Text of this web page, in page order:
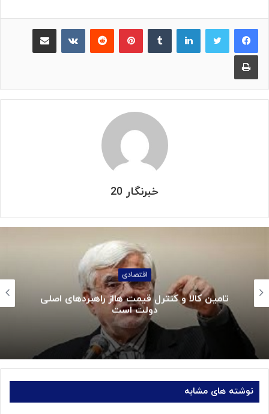
لینکدین پینترست ‫رددیت
چاپ
خبرنگار 20
اقتصادی
تامین کالا و کنترل قیمت هااز راهبردهای اصلی
دولت است
نوشته های مشابه